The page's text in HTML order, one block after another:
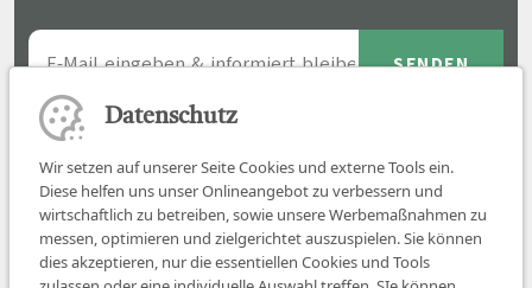
Datenschutz
Wir setzen auf unserer Seite Cookies und externe Tools ein.
Diese helfen uns unser Onlineangebot zu verbessern und
wirtschaftlich zu betreiben, sowie unsere Werbemaßnahmen zu
messen, optimieren und zielgerichtet auszuspielen. Sie können
dies akzeptieren, nur die essentiellen Cookies und Tools